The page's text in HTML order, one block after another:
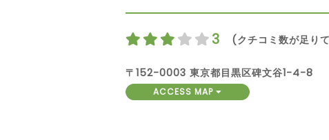
3 (クチコミ数が足り
〒152-0003 東京都目黒区碑文谷1-4-8
ACCESS MAP